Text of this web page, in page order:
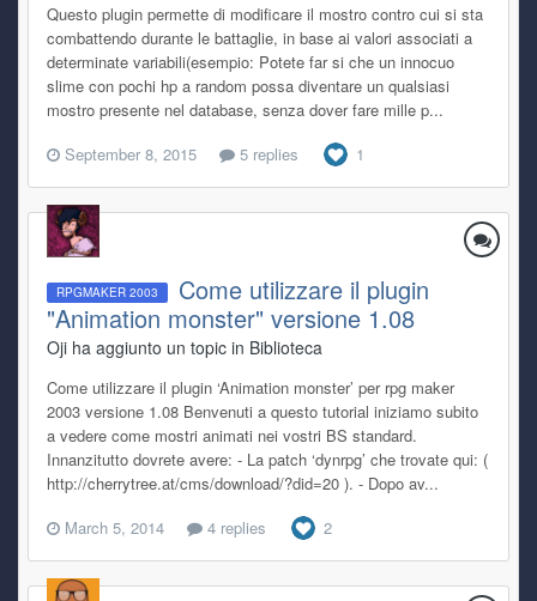
Questo plugin permette di modificare il mostro contro cui si sta
combattendo durante le battaglie, in base ai valori associati a
determinate variabili(esempio: Potete far si che un innocuo
slime con pochi hp a random possa diventare un qualsiasi
mostro presente nel database, senza dover fare mille p...
September 8, 2015
5 replies 1
RPGMAKER 2003
Come utilizzare il plugin
"Animation monster" versione 1.08
Oji ha aggiunto un topic in Biblioteca
Come utilizzare il plugin ‘Animation monster’ per rpg maker
2003 versione 1.08 Benvenuti a questo tutorial iniziamo subito
a vedere come mostri animati nei vostri BS standard.
Innanzitutto dovrete avere: - La patch ‘dynrpg’ che trovate qui: (
http://cherrytree.at/cms/download/?did=20 ). - Dopo av...
March 5, 2014
4 replies 2